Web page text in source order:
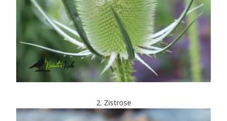
2. Zistrose